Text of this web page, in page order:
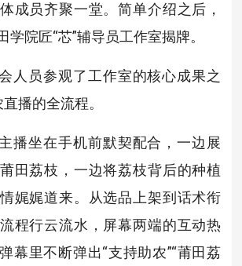
成员齐聚一堂。简单介绍之后，
学院匠“芯”辅导员工作室揭牌。
人员参观了工作室的核心成果之
播的全流程。
播坐在手机前默契配合，一边展
田荔枝，一边将荔枝背后的种植
娓娓道来。从选品上架到话术衔
程行云流水，屏幕两端的互动热
幕里不断弹出“支持助农”“莆田荔